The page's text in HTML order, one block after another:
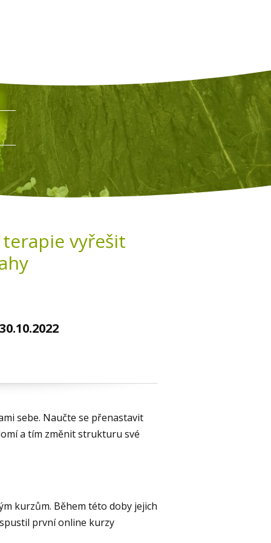
vyřešit
sebe. Naučte se přenastavit
a tím změnit strukturu své
kurzům. Během této doby jejich
první online kurzy